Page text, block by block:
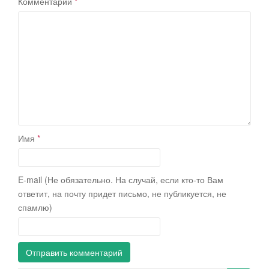
Имя *
E-mail (Не обязательно. На случай, если кто-то Вам
ответит, на почту придет письмо, не публикуется, не
спамлю)